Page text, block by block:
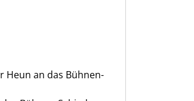
Heun an das Bühnen-